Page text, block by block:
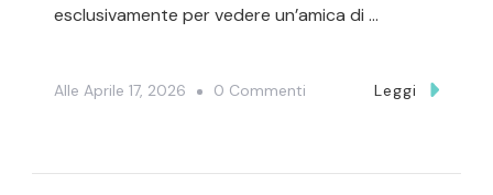
esclusivamente per vedere un’amica di …
Alle Aprile 17, 2026 0 Commenti Leggi